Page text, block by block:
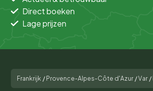
Direct boeken
Lage prijzen
Frankrijk / Provence-Alpes-Côte d'Azur /Var /